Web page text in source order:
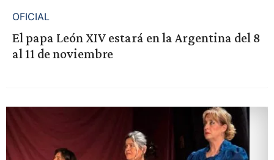
OFICIAL
El papa León XIV estará en la Argentina del 8
al 11 de noviembre